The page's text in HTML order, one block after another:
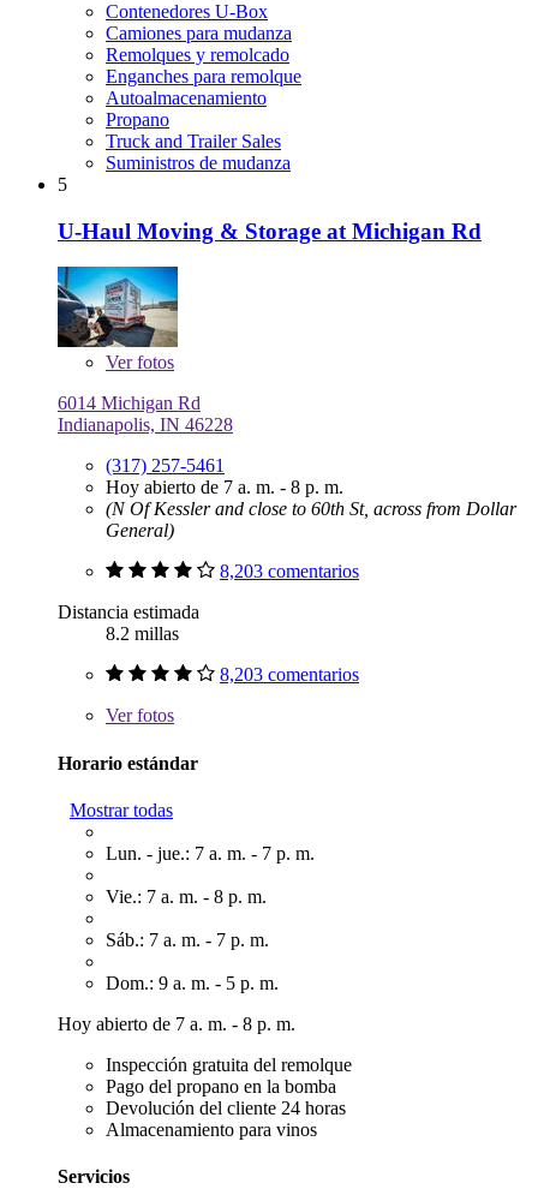
Contenedores U-Box
Camiones para mudanza
Remolques y remolcado
Enganches para remolque
Autoalmacenamiento
Propano
Truck and Trailer Sales
Suministros de mudanza
5
U-Haul Moving & Storage at Michigan Rd
Verfotos
6014 Michigan Rd
Indianapolis, IN 46228
(317) 257-5461
Hoy abierto de 7 a. m. - 8 p. m.
(N Of Kessler and close to 60th St, across from Dollar
General)
8,203 comentarios
Distancia estimada
8.2 millas
8,203 comentarios
Verfotos
Horario estándar
Mostrar todas
Lun. - jue.: 7 a. m. - 7 p. m.
Vie.: 7 a. m. - 8 p. m.
Sáb.: 7 a. m. - 7 p. m.
Dom.: 9 a. m. - 5 p. m.
Hoy abierto de 7 a. m. - 8 p. m.
Inspección gratuita del remolque
Pago del propano en la bomba
Devolución del cliente 24 horas
Almacenamiento para vinos
Servicios